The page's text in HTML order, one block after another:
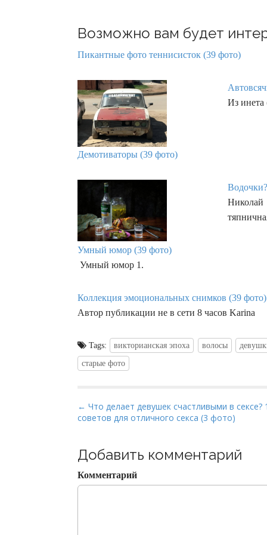
Возможно вам будет
Пикантные фото теннисисток (39 фото)
Из инета
Демотиваторы (39 фото)
Николай
Умный юмор (39 фото)
Умный юмор 1.
Коллекция эмоциональных снимков (39 фото)
Автор публикации не в сети 8 часов Karina
Tags: викторианская эпоха волосы
старые фото
P
o
t
n
a
← Что делает девушек счастливыми в сексе?
советов для отличного секса (3 фото)
Добавить комментарий
Комментарий